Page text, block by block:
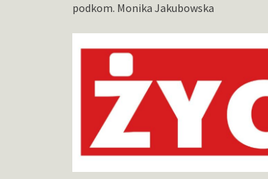
podkom. Monika Jakubowska